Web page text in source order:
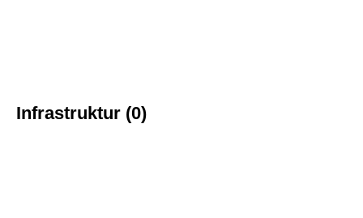
Infrastruktur (0)